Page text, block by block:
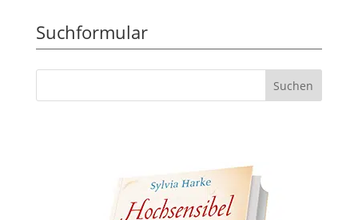
Suchformular